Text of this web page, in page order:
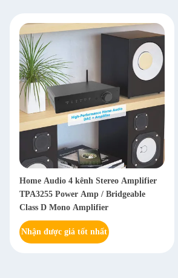
Home Audio 4 kênh Stereo Amplifier
TPA3255 Power Amp / Bridgeable
Class D Mono Amplifier
Nhận được giá tốt nhất